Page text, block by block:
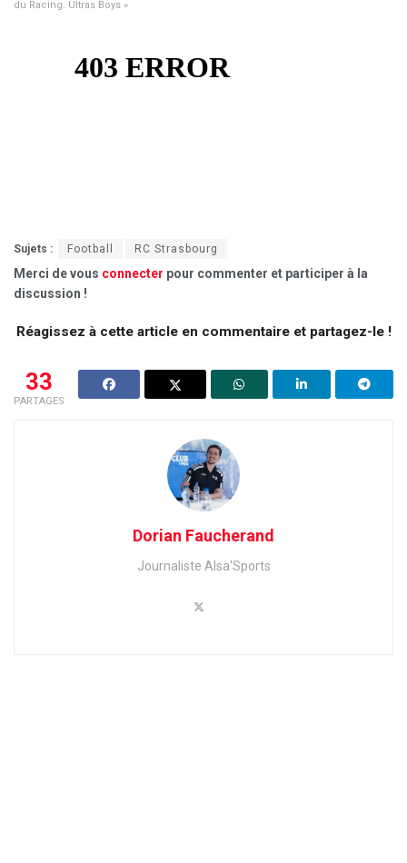
du Racing. Ultras Boys »
Sujets : Football RC Strasbourg
Merci de vous connecter pour commenter et participer à la
discussion !
Réagissez à cette article en commentaire et partagez-le !
33
PARTAGES
Dorian Faucherand
Journaliste Alsa'Sports